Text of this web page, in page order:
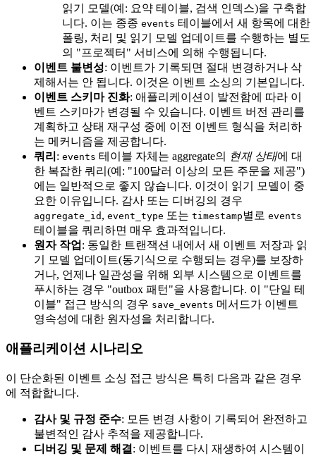
읽기 모델(예: 요약 테이블, 검색 인덱스)을 구축합
니다. 이는 종종 events 테이블에서 새 항목에 대한
폴링, 처리 및 읽기 모델 업데이트를 수행하는 별도
의 "프로젝터" 서비스에 의해 수행됩니다.
이벤트 불변성: 이벤트가 기록되면 절대 변경하거나 삭
제해서는 안 됩니다. 이것은 이벤트 소싱의 기본입니다.
이벤트 스키마 진화: 애플리케이션이 발전함에 따라 이
벤트 스키마가 변경될 수 있습니다. 이벤트 버전 관리를
계획하고 상태 재구성 중에 이전 이벤트 형식을 처리하
는 메커니즘을 제공합니다.
쿼리 : events 테이블 자체는 aggregate의 현재 상태에 대
한 복잡한 쿼리(예: "100달러 이상의 모든 주문을 제공")
에는 일반적으로 좋지 않습니다. 이것이 읽기 모델이 중
요한 이유입니다. 감사 또는 디버깅의 경우
aggregate_id , event_type 또는 timestamp별로 events
테이블을 쿼리하면 매우 효과적입니다.
원자 작업 : 동일한 트랜잭션 내에서 새 이벤트 저장과 읽
기 모델 업데이트(동기식으로 수행되는 경우)를 보장하
거나, 언제나 일관성을 위해 외부 시스템으로 이벤트를
푸시하는 경우 "outbox 패턴"을 사용합니다. 이 "단일 테
이블" 접근 방식의 경우 save_events 메서드가 이벤트
영속성에 대한 원자성을 처리합니다.
애플리케이션 시나리오
이 단순화된 이벤트 소싱 접근 방식은 특히 다음과 같은 경우
에 적합합니다.
감사 및 규정 준수: 모든 변경 사항이 기록되어 완전하고
불변적인 감사 추적을 제공합니다.
디버깅 및 문제 해결 : 이벤트를 다시 재생하여 시스템이